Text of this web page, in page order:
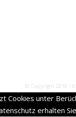
© Copyright 2018 •
Cookies unter
erhalten